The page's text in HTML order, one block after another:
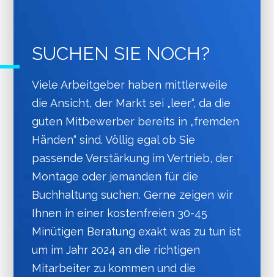
SUCHEN SIE NOCH?
Viele Arbeitgeber haben mittlerweile
die Ansicht, der Markt sei „leer“, da die
guten Mitbewerber bereits in „fremden
Händen“ sind. Völlig egal ob Sie
passende Verstärkung im Vertrieb, der
Montage oder jemanden für die
Buchhaltung suchen. Gerne zeigen wir
Ihnen in einer kostenfreien 30-45
Minütigen Beratung exakt was zu tun ist
um im Jahr 2024 an die richtigen
Mitarbeiter zu kommen und die